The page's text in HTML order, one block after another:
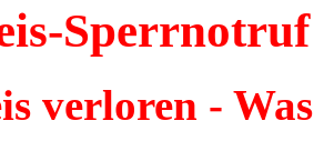
Sperrnotruf
verloren -